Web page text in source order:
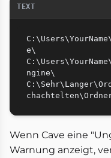
TEXT
e\
ngine\
Wenn Cave eine
Warnung anzeigt,